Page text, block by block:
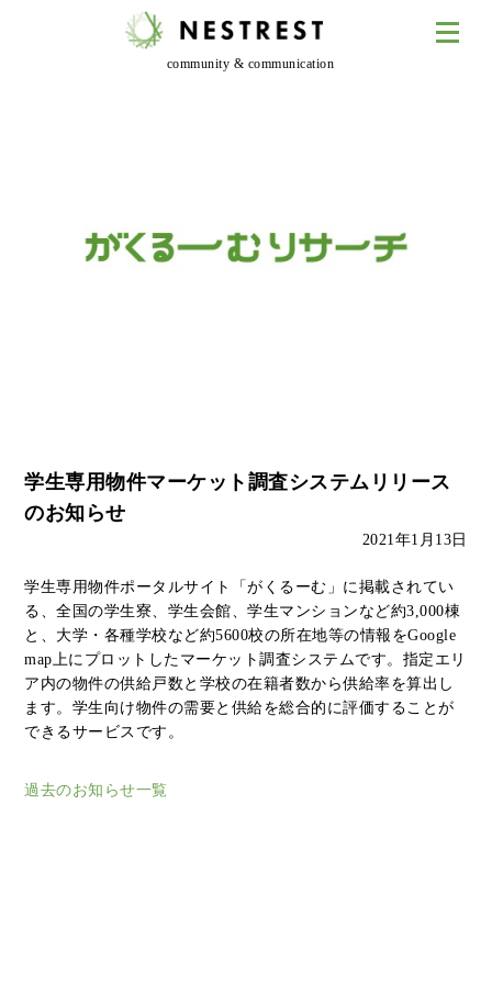
community & communication
学生専用物件マーケット調査システムリリース
のお知らせ
2021年1月13日
学生専用物件ポータルサイト「がくるーむ」に掲載されてい
る、全国の学生寮、学生会館、学生マンションなど約3,000棟
と、大学・各種学校など約5600校の所在地等の情報をGoogle
map上にプロットしたマーケット調査システムです。指定エリ
ア内の物件の供給戸数と学校の在籍者数から供給率を算出し
ます。学生向け物件の需要と供給を総合的に評価することが
できるサービスです。
過去のお知らせ一覧